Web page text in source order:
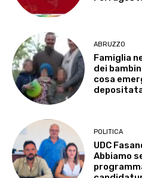
ABRUZZO
Famiglia
dei
cosa
POLITICA
UDC
Abbiamo